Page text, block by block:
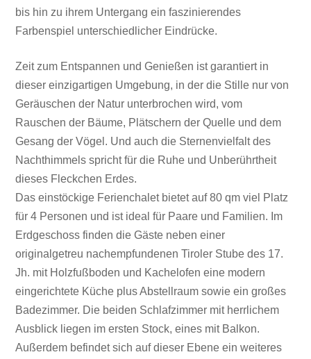
bis hin zu ihrem Untergang ein faszinierendes
Farbenspiel unterschiedlicher Eindrücke.
Zeit zum Entspannen und Genießen ist garantiert in
dieser einzigartigen Umgebung, in der die Stille nur von
Geräuschen der Natur unterbrochen wird, vom
Rauschen der Bäume, Plätschern der Quelle und dem
Gesang der Vögel. Und auch die Sternenvielfalt des
Nachthimmels spricht für die Ruhe und Unberührtheit
dieses Fleckchen Erdes.
Das einstöckige Ferienchalet bietet auf 80 qm viel Platz
für 4 Personen und ist ideal für Paare und Familien. Im
Erdgeschoss finden die Gäste neben einer
originalgetreu nachempfundenen Tiroler Stube des 17.
Jh. mit Holzfußboden und Kachelofen eine modern
eingerichtete Küche plus Abstellraum sowie ein großes
Badezimmer. Die beiden Schlafzimmer mit herrlichem
Ausblick liegen im ersten Stock, eines mit Balkon.
Außerdem befindet sich auf dieser Ebene ein weiteres